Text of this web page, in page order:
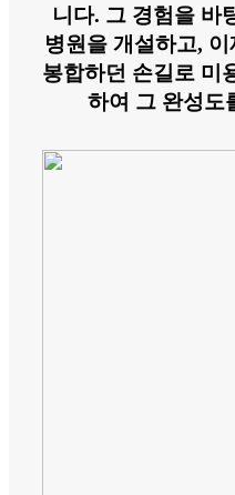
니다. 그 경험을 바
병원을 개설하고,
봉합하던 손길로 미
하여 그 완성도